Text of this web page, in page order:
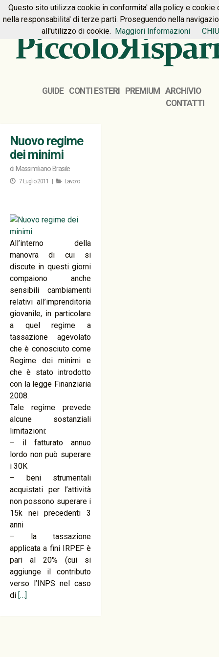
HOME PREMIUM CONTATTI
GUIDE CONTI ESTERI PREMIUM
ARCHIVIO
CONTATTI
Nuovo regime
dei minimi
di Massimiliano Brasile
7 Luglio 2011 | Lavoro
All’interno della
manovra di cui si
discute in questi giorni
compaiono anche
sensibili cambiamenti
relativi all’imprenditoria
giovanile, in particolare
a quel regime a
tassazione agevolato
che è conosciuto come
Regime dei minimi e
che è stato introdotto
con la legge Finanziaria
2008.
Tale regime prevede
alcune sostanziali
limitazioni:
– il fatturato annuo
lordo non può superare
i 30K
– beni strumentali
acquistati per l’attività
non possono superare i
15k nei precedenti 3
anni
– la tassazione
applicata a fini IRPEF è
pari al 20% (cui si
aggiunge il contributo
verso l’INPS nel caso
di […]
Questo sito utilizza cookie in conformita' alla policy e cookie
nella responsabilita' di terze parti. Proseguendo nella
all'utilizzo di cookie. Maggiori Informazioni